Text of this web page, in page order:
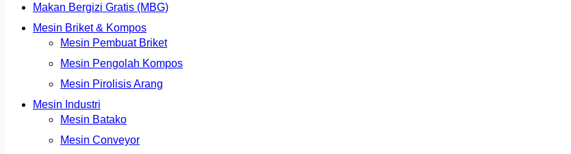
Makan Bergizi Gratis (MBG)
Mesin Briket & Kompos
Mesin Pembuat Briket
Mesin Pengolah Kompos
Mesin Pirolisis Arang
Mesin Industri
Mesin Batako
Mesin Conveyor